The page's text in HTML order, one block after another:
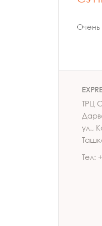
ТРЦ
ул.,
Тел: